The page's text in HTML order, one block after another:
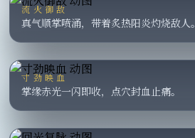
流火御敌
真气顺掌喷涌，带着炙热阳炎灼烧敌人。
寸劲映血
掌缘赤光一闪即收，点穴封血止痛。